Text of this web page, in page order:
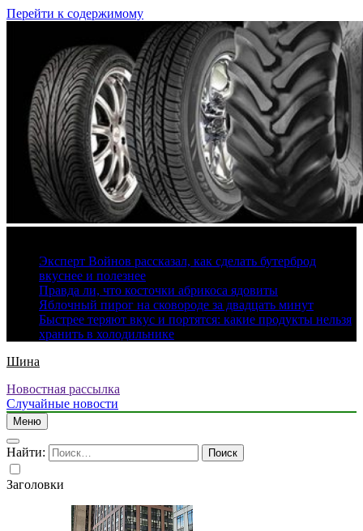
Перейти к содержимому
Эксперт Войнов рассказал, как сделать бутерброд
вкуснее и полезнее
Правда ли, что косточки абрикоса ядовиты
Яблочный пирог на сковороде за двадцать минут
Быстрее теряют вкус и портятся: какие продукты нельзя
хранить в холодильнике
Шина
Новостная рассылка
Случайные новости
Меню
Найти:
Заголовки